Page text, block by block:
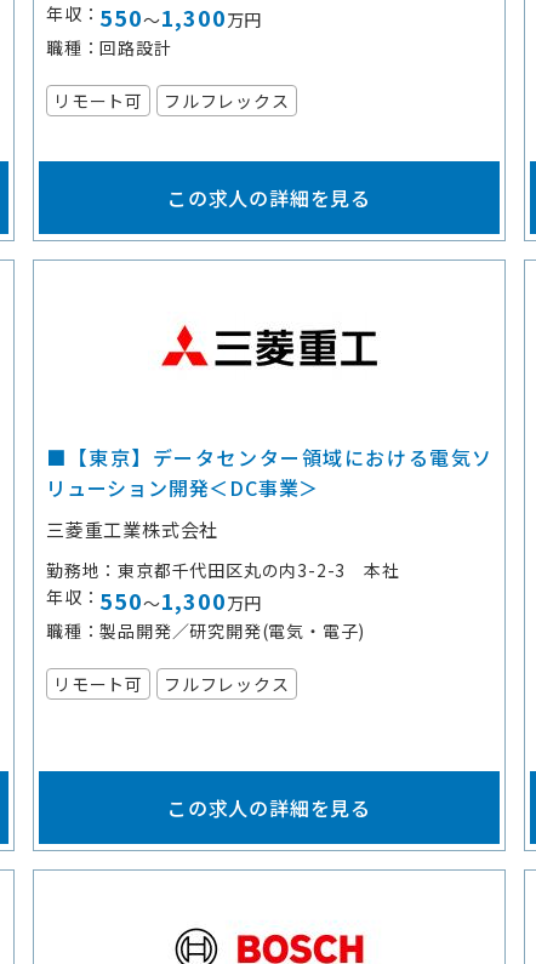
年収
550～1,300万円
職種
回路設計
リモート可 フルフレックス
この求人の詳細を見る
■【東京】データセンター領域における電気ソ
リューション開発＜DC事業＞
三菱重工業株式会社
勤務地
東京都千代田区丸の内3-2-3 本社
年収
550～1,300万円
職種
製品開発／研究開発(電気・電子)
リモート可 フルフレックス
この求人の詳細を見る